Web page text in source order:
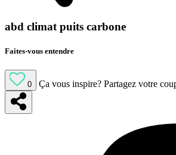
abd climat puits carbone
Faites-vous entendre
0 Ça vous inspire? Partagez votre